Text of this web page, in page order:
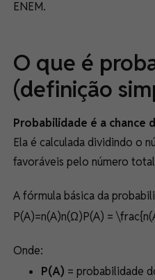
ENEM.
O que é
(definição
Probabilidade é a chance
Ela é calculada dividindo o
favoráveis pelo número
A fórmula básica da
P(A)=n(A)n(Ω)P(A) =
Onde:
P(A) = probabilidade